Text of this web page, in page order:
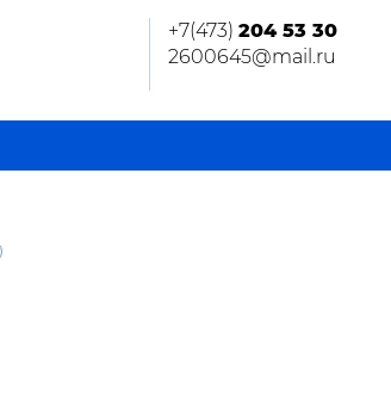
+7(473) 204 53 30
2600645@mail.ru